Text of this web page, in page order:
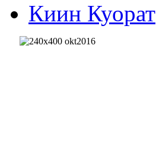
Киин Куорат